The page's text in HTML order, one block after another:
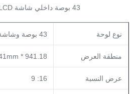
43 بوصة داخلي شاشة LCD تعمل باللمس
نوع لوحة 43 بوصة وشاشة LCD
منطقة العرض 941.18 * 529.41mm
عرض النسبة 16: 9